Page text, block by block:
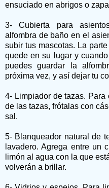
ensuciado en abrigos o
3- Cubierta para
alfombra de baño en el
subir tus mascotas. La
quede en su lugar y
puedes guardar la
próxima vez, y así dejar tu
4- Limpiador de tazas.
de las tazas, frótalas con
sal.
5- Blanqueador natural de
lavadero. Agrega entre un
limón al agua con la que
volverán a brillar.